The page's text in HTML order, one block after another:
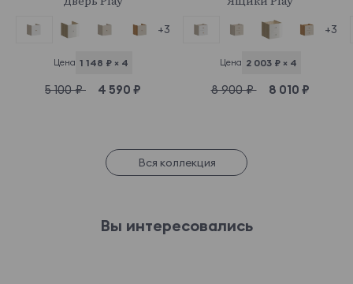
+3
Цена 1 148 ₽ × 4
5 100 ₽ 4 590 ₽
+3
Цена 2 003 ₽ × 4
8 900 ₽ 8 010 ₽
Вся коллекция
Вы интересовались